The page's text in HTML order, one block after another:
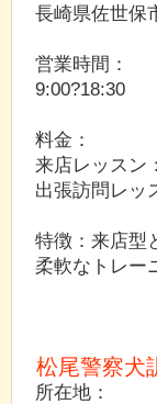
長崎県佐世保
営業時間：
9:00?18:30
料金：
来店レッスン
出張訪問レッ
特徴：来店型
柔軟なトレー
松尾警察犬
所在地：